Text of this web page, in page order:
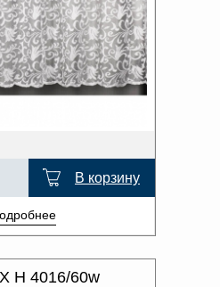
В корзину
H 4016/60w